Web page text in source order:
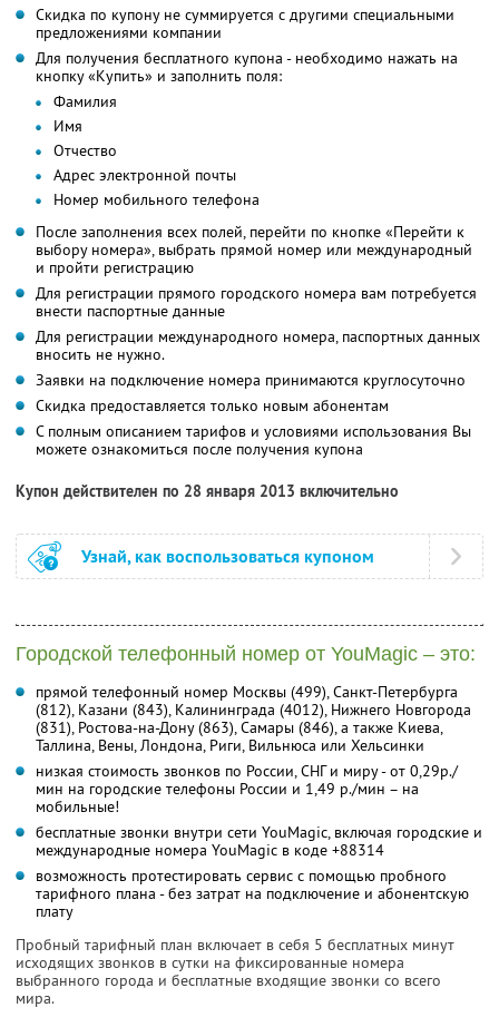
Скидка по купону не суммируется с другими специальными
предложениями компании
Для получения бесплатного купона - необходимо нажать на
кнопку «Купить» и заполнить поля:
Фамилия
Имя
Отчество
Адрес электронной почты
Номер мобильного телефона
После заполнения всех полей, перейти по кнопке «Перейти к
выбору номера», выбрать прямой номер или международный
и пройти регистрацию
Для регистрации прямого городского номера вам потребуется
внести паспортные данные
Для регистрации международного номера, паспортных данных
вносить не нужно.
Заявки на подключение номера принимаются круглосуточно
Скидка предоставляется только новым абонентам
С полным описанием тарифов и условиями использования Вы
можете ознакомиться после получения купона
Купон действителен по 28 января 2013 включительно
Узнай, как воспользоваться купоном
Городской телефонный номер от YouMagic – это:
прямой телефонный номер Москвы (499), Санкт-Петербурга
(812), Казани (843), Калининграда (4012), Нижнего Новгорода
(831), Ростова-на-Дону (863), Самары (846), а также Киева,
Таллина, Вены, Лондона, Риги, Вильнюса или Хельсинки
низкая стоимость звонков по России, СНГ и миру - от 0,29р./
мин на городские телефоны России и 1,49 р./мин – на
мобильные!
бесплатные звонки внутри сети YouMagic, включая городские и
международные номера YouMagic в коде +88314
возможность протестировать сервис с помощью пробного
тарифного плана - без затрат на подключение и абонентскую
плату
Пробный тарифный план включает в себя 5 бесплатных минут
исходящих звонков в сутки на фиксированные номера
выбранного города и бесплатные входящие звонки со всего
мира.